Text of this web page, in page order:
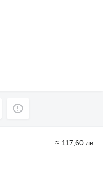
≈ 117,60 лв.